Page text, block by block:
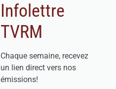
Infolettre
TVRM
Chaque semaine, recevez
un lien direct vers nos
émissions!